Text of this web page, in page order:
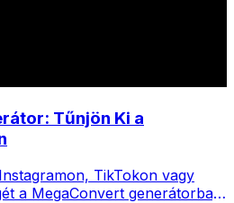
Tűnjön Ki a
TikTokon vagy
a MegaConvert generátorba,